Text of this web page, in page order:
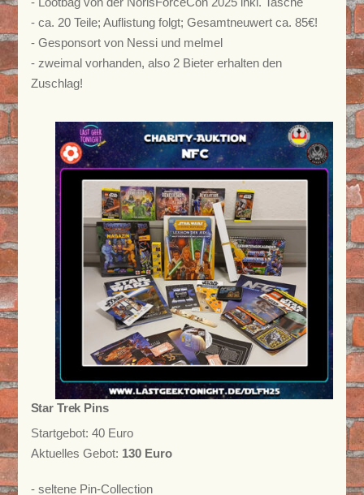
- ca. 20 Teile; Auflistung folgt; Gesamtneuwert ca. 85€!
- Gesponsort von Nessi und melmel
- zweimal vorhanden, also 2 Bieter erhalten den
Zuschlag!
Star Trek Pins
Startgebot: 40 Euro
Aktuelles Gebot: 130 Euro
- seltene Pin-Collection